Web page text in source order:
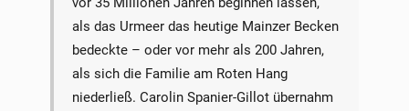
als das Urmeer das heutige Mainzer Becken
bedeckte – oder vor mehr als 200 Jahren,
als sich die Familie am Roten Hang
niederließ. Carolin Spanier-Gillot übernahm